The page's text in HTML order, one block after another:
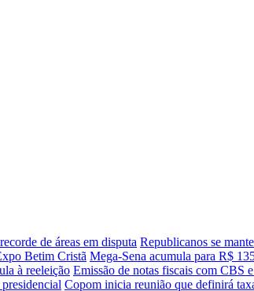
de áreas em disputa Republicanos se
Betim Cristã Mega-Sena acumula para R$
à reeleição Emissão de notas fiscais com CBS
Copom inicia reunião que definirá